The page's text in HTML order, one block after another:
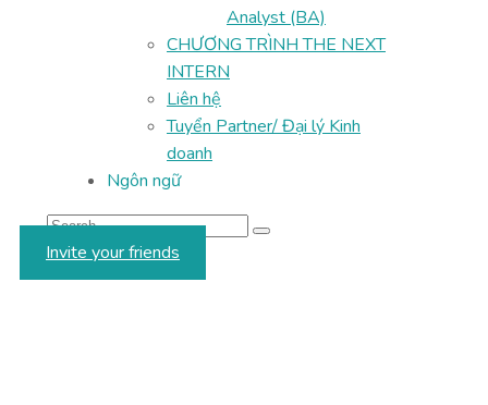
Analyst (BA)
CHƯƠNG TRÌNH THE NEXT
INTERN
Liên hệ
Tuyển Partner/ Đại lý Kinh
doanh
Ngôn ngữ
Invite your friends